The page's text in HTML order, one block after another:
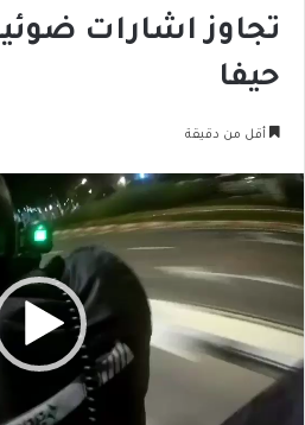
تجاوز اشارات
حيفا
أقل من دقيقة
مشغل
الفيديو